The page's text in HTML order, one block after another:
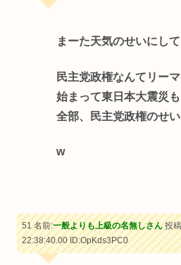
まーた天気のせいにし
民主党政権なんてリー
始まって東日本大震災
全部、民主党政権のせ
w
51 名前:一般よりも上級の名無しさん投
22:38:40.00ID:OpKds3PC0